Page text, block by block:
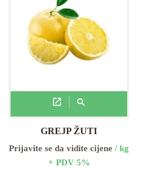
GREJP ŽUTI
Prijavite se da vidite cijene / kg
+ PDV 5%